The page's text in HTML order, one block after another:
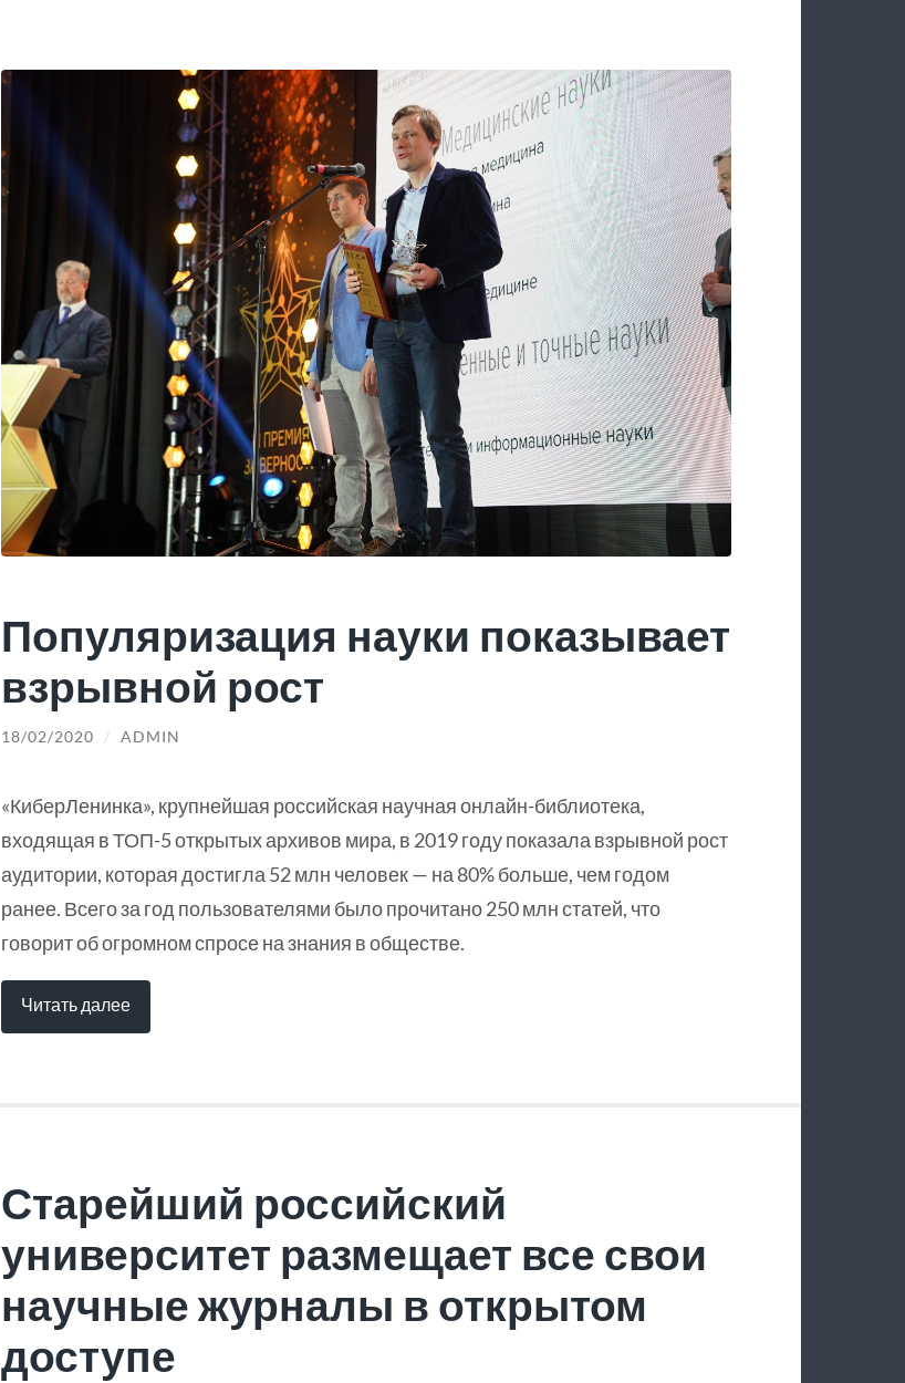
Популяризация науки показывает
взрывной рост
18/02/2020 / ADMIN
«КиберЛенинка», крупнейшая российская научная онлайн-библиотека,
входящая в ТОП-5 открытых архивов мира, в 2019 году показала взрывной рост
аудитории, которая достигла 52 млн человек — на 80% больше, чем годом
ранее. Всего за год пользователями было прочитано 250 млн статей, что
говорит об огромном спросе на знания в обществе.
Читать далее
Старейший российский
университет размещает все свои
научные журналы в открытом
доступе